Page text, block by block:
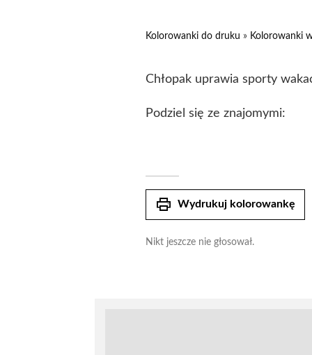
Kolorowanki do druku » Kolorowanki
Chłopak uprawia sporty
Podziel się ze znajomymi:
print Wydrukuj kolorowankę
Nikt jeszcze nie głosował.